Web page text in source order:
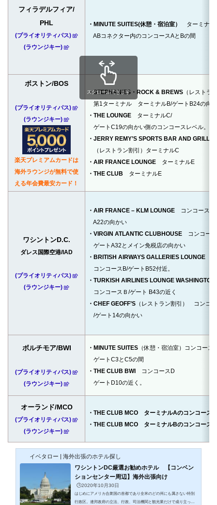
フィラデルフィア/
PHL
(プライオリティパス)
(ラウンジキー)
・MINUTE SUITES(休憩・宿泊室） ターミナル
ABコネクター内のコンコースAとBの間
ボストン/BOS
(プライオリティパス)
(ラウンジキー)
楽天プレミアムカードは
海外ラウンジが無料で使
える年会費最安カード！
・STEPHANIES・ROCK & BREWS（レストラ
第1ターミナル ターミナルB/ゲートB24の向
・THE LOUNGEターミナルC/
ゲートC19の向かい側のコンコースレベル。
・JERRY REMY’S SPORTS BAR AND GRILL
（レストラン割引）ターミナルC
・AIR FRANCE LOUNGEターミナルE
・THE CLUB ターミナルE
ワシントンD.C.
ダレス国際空港/IAD
(プライオリティパス)
(ラウンジキー)
・AIR FRANCE – KLM LOUNGEコンコースA
A22の向かい
・VIRGIN ATLANTIC CLUBHOUSEコンコー
ゲートA32とメイン免税店の向かい
・BRITISH AIRWAYS GALLERIES LOUNGE
コンコースB/ゲートB52付近。
・TURKISH AIRLINES LOUNGE WASHINGTON
コンコースＢ/ゲート B43の近く
・CHEF GEOFF’S（レストラン割引） コンコ
/ゲート14の向かい
ボルチモア/BWI
(プライオリティパス)
(ラウンジキー)
・MINUTE SUITES（休憩・宿泊室）コンコース
ゲートC3とC5の間
・THE CLUB BWI コンコースD
ゲートD10の近く。
オーランド/MCO
(プライオリティパス)
(ラウンジキー)
・THE CLUB MCO ターミナルAのコンコース1
・THE CLUB MCO ターミナルBのコンコース4
スクロールできます
イベタロー | 海外出張のホテル探し
ワシントンDC厳選お勧めホテル 【コンベン
ションセンター周辺】海外出張向け
🕒️2020年10月30日
はじめにアメリカ合衆国の首都であり全米のどの州にも属さない特別
行政区。連邦政府の立法、行政、司法機関と観光業だけで成り立って